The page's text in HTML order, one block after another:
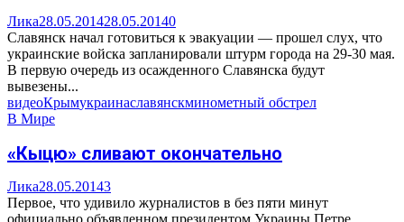
Лика28.05.201428.05.20140
Славянск начал готовиться к эвакуации — прошел слух, что
украинские войска запланировали штурм города на 29-30 мая.
В первую очередь из осажденного Славянска будут
вывезены...
видеоКрымукраинаславянскминометный обстрел
В Мире
«Кыцю» сливают окончательно
Лика28.05.20143
Первое, что удивило журналистов в без пяти минут